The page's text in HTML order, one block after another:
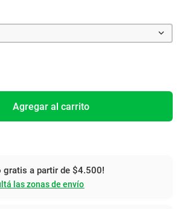
Agregar al carrito
gratis a partir de $4.500!
las zonas de envío